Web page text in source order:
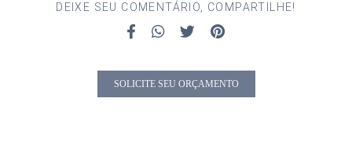
DEIXE SEU COMENTÁRIO, COMPARTILHE!
SOLICITE SEU ORÇAMENTO